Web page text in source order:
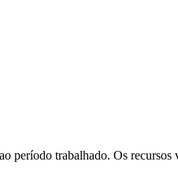
trabalhado. Os